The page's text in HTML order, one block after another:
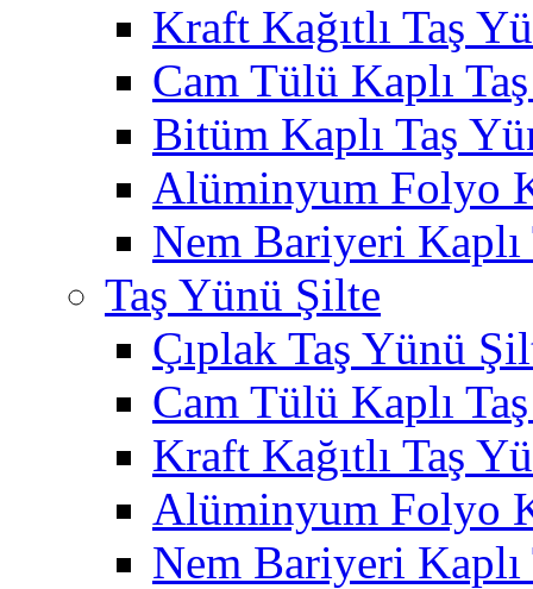
Kraft Kağıtlı Taş
Cam Tülü Kaplı
Bitüm Kaplı Taş
Alüminyum Folyo
Nem Bariyeri
Taş Yünü Şilte
Çıplak Taş Yünü
Cam Tülü Kaplı
Kraft Kağıtlı Taş
Alüminyum Folyo
Nem Bariyeri